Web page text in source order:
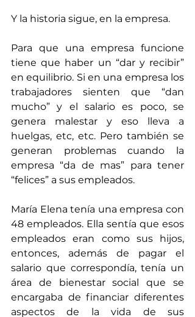
Y la historia sigue, en la empresa.
Para que una empresa funcione
tiene que haber un “dar y recibir”
en equilibrio. Si en una empresa los
trabajadores sienten que “dan
mucho” y el salario es poco, se
genera malestar y eso lleva a
huelgas, etc, etc. Pero también se
generan problemas cuando la
empresa “da de mas” para tener
“felices” a sus empleados.
María Elena tenía una empresa con
48 empleados. Ella sentía que esos
empleados eran como sus hijos,
entonces, además de pagar el
salario que correspondía, tenía un
área de bienestar social que se
encargaba de financiar diferentes
aspectos de la vida de sus